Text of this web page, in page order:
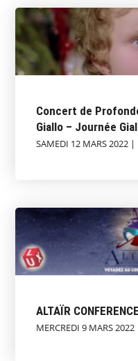
Concert de
Giallo – Journée
SAMEDI 12 MARS 2022
ALTAÏR
MERCREDI 9 MARS